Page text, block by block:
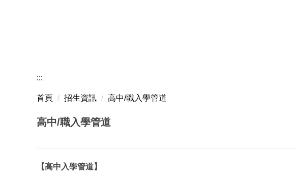
:::
首頁 招生資訊 高中/職入學管道
高中/職入學管道
【高中入學管道】